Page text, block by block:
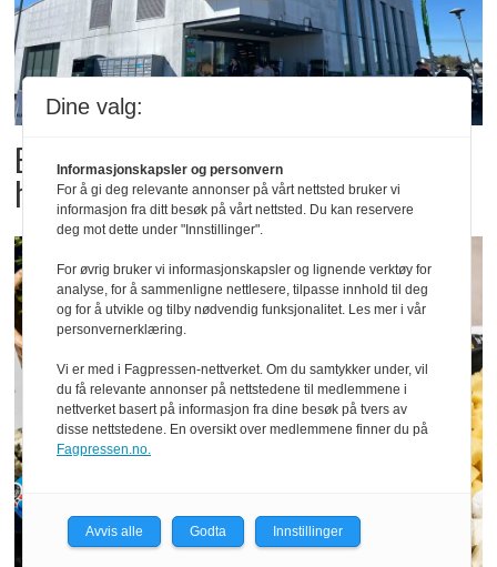
Butikktesten: Slitent, men
hyggelig
Dine valg:
Informasjonskapsler og personvern
For å gi deg relevante annonser på vårt nettsted bruker vi
informasjon fra ditt besøk på vårt nettsted. Du kan reservere
deg mot dette under "Innstillinger".
For øvrig bruker vi informasjonskapsler og lignende verktøy for
analyse, for å sammenligne nettlesere, tilpasse innhold til deg
og for å utvikle og tilby nødvendig funksjonalitet. Les mer i vår
personvernerklæring.
Vi er med i Fagpressen-nettverket. Om du samtykker under, vil
du få relevante annonser på nettstedene til medlemmene i
nettverket basert på informasjon fra dine besøk på tvers av
disse nettstedene. En oversikt over medlemmene finner du på
Fagpressen.no.
Avvis alle Godta Innstillinger